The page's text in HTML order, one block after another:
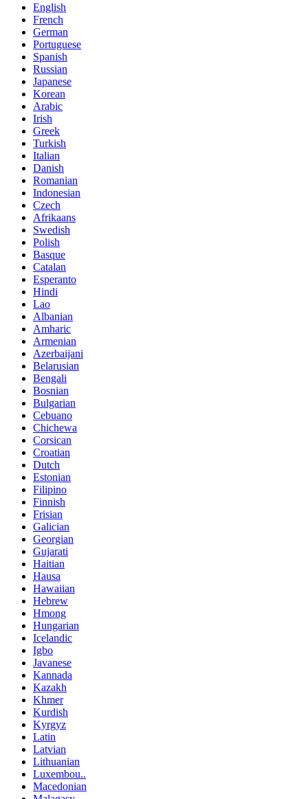
English
French
German
Portuguese
Spanish
Russian
Japanese
Korean
Arabic
Irish
Greek
Turkish
Italian
Danish
Romanian
Indonesian
Czech
Afrikaans
Swedish
Polish
Basque
Catalan
Esperanto
Hindi
Lao
Albanian
Amharic
Armenian
Azerbaijani
Belarusian
Bengali
Bosnian
Bulgarian
Cebuano
Chichewa
Corsican
Croatian
Dutch
Estonian
Filipino
Finnish
Frisian
Galician
Georgian
Gujarati
Haitian
Hausa
Hawaiian
Hebrew
Hmong
Hungarian
Icelandic
Igbo
Javanese
Kannada
Kazakh
Khmer
Kurdish
Kyrgyz
Latin
Latvian
Lithuanian
Luxembou..
Macedonian